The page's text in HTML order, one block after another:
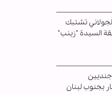
تشتبك
السيدة "زينب"
بجنوب لبنان